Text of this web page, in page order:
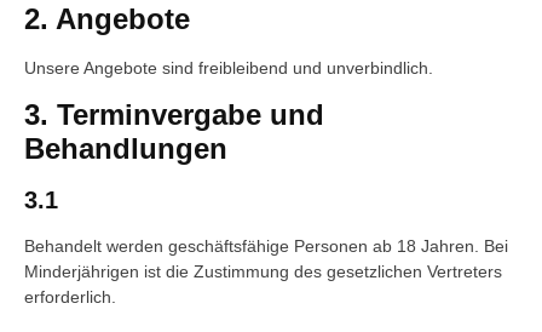
2. Angebote
Unsere Angebote sind freibleibend und unverbindlich.
3. Terminvergabe und
Behandlungen
3.1
Behandelt werden geschäftsfähige Personen ab 18 Jahren. Bei
Minderjährigen ist die Zustimmung des gesetzlichen Vertreters
erforderlich.